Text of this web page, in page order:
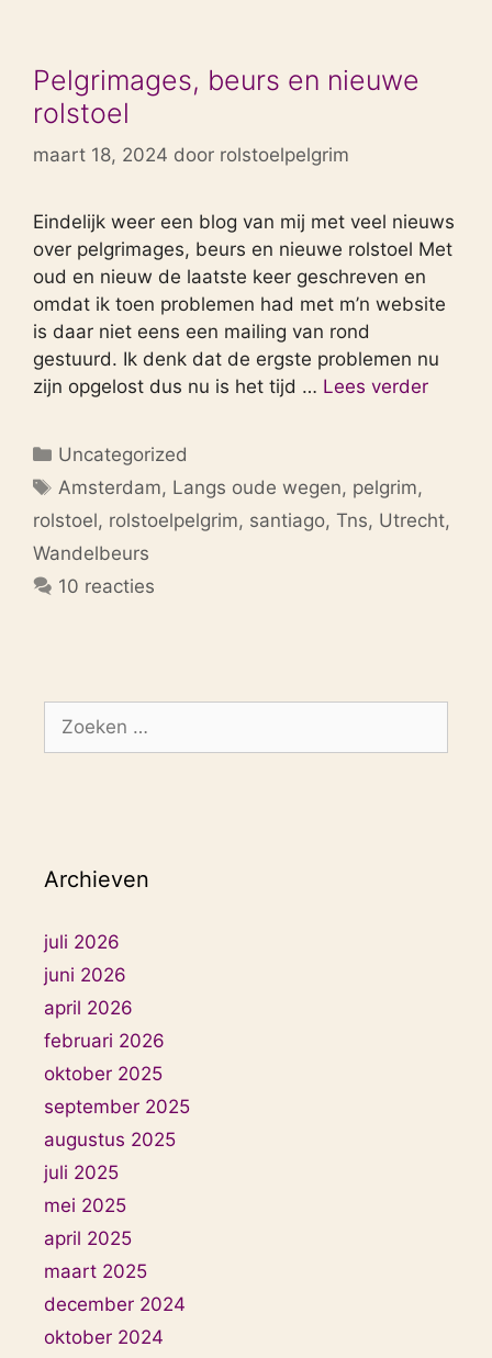
Pelgrimages, beurs en nieuwe
rolstoel
maart 18, 2024 door rolstoelpelgrim
Eindelijk weer een blog van mij met veel nieuws
over pelgrimages, beurs en nieuwe rolstoel Met
oud en nieuw de laatste keer geschreven en
omdat ik toen problemen had met m’n website
is daar niet eens een mailing van rond
gestuurd. Ik denk dat de ergste problemen nu
zijn opgelost dus nu is het tijd … Lees verder
Categorieën
Uncategorized
Tags
Amsterdam, Langs oude wegen, pelgrim,
rolstoel, rolstoelpelgrim, santiago, Tns, Utrecht,
Wandelbeurs
10 reacties
Zoek
Archieven
juli 2026
juni 2026
april 2026
februari 2026
oktober 2025
september 2025
augustus 2025
juli 2025
mei 2025
april 2025
maart 2025
december 2024
oktober 2024